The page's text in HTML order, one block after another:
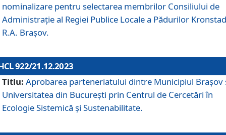
nominalizare pentru selectarea membrilor Consiliului de
Administrație al Regiei Publice Locale a Pădurilor
R.A. Brașov.
922/21.12.2023
Titlu: Aprobarea parteneriatului dintre Municipiul Brașov
Universitatea din București prin Centrul de Cercetări în
Ecologie Sistemică și Sustenabilitate.